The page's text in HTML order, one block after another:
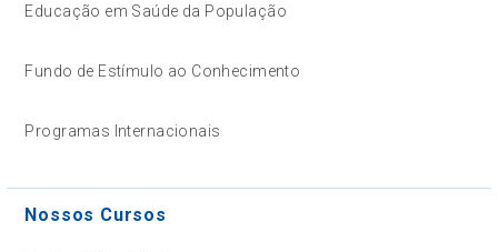
Educação em Saúde da População
Fundo de Estímulo ao Conhecimento
Programas Internacionais
Nossos Cursos